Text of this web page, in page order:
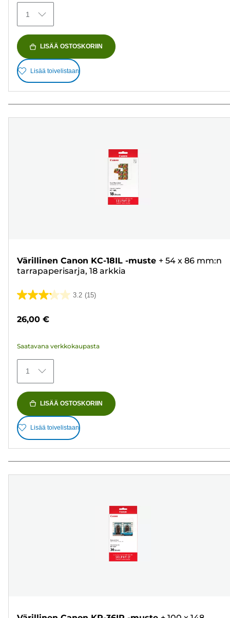
1
LISÄÄ OSTOSKORIIN
Lisää toivelistaan
Värillinen Canon KC-18IL -muste + 54 x 86 mm:n
tarrapaperisarja, 18 arkkia
3.2 (15)
3.2/5
15
26,00 €
Saatavana verkkokaupasta
1
LISÄÄ OSTOSKORIIN
Lisää toivelistaan